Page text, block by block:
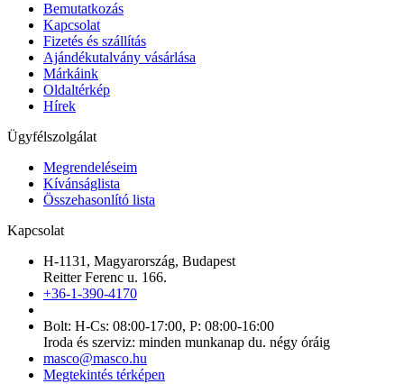
Bemutatkozás
Kapcsolat
Fizetés és szállítás
Ajándékutalvány vásárlása
Márkáink
Oldaltérkép
Hírek
Ügyfélszolgálat
Megrendeléseim
Kívánságlista
Összehasonlító lista
Kapcsolat
H-1131, Magyarország, Budapest
Reitter Ferenc u. 166.
+36-1-390-4170
Bolt: H-Cs: 08:00-17:00, P: 08:00-16:00
Iroda és szerviz: minden munkanap du. négy óráig
masco@masco.hu
Megtekintés térképen